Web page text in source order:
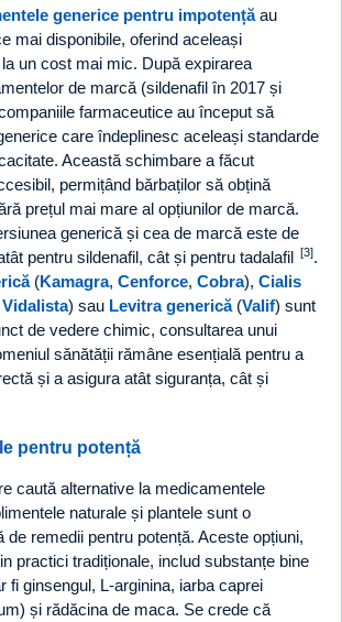
generice pentru impotențăau
mai disponibile, oferind aceleași
un cost mai mic. După expirarea
de marcă (sildenafil în 2017 și
farmaceutice au început să
care îndeplinesc aceleași standarde
Această schimbare a făcut
permițând bărbaților să obțină
prețul mai mare al opțiunilor de marcă.
generică și cea de marcă este de
pentru sildenafil, cât și pentru tadalafil [3].
(Kamagra, Cenforce, Cobra), Cialis
Vidalista) sau Levitra generică(Valif) sunt
de vedere chimic, consultarea unui
sănătății rămâne esențială pentru a
și a asigura atât siguranța, cât și
pentru potență
caută alternative la medicamentele
naturale și plantele sunt o
de remedii pentru potență. Aceste opțiuni,
practici tradiționale, includ substanțe bine
fi ginsengul, L-arginina, iarba caprei
și rădăcina de maca. Se crede că